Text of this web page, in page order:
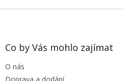
Z
Co by Vás mohlo zajímat
O nás